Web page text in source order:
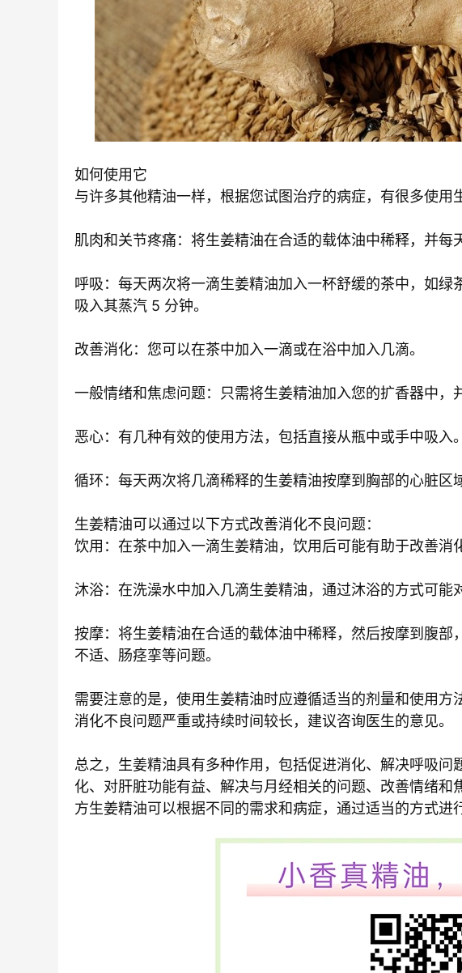
如何使用它
与许多其他精油一样，根据您试图治疗的病症，有很多使用
肌肉和关节疼痛：将生姜精油在合适的载体油中稀释，并每
呼吸：每天两次将一滴生姜精油加入一杯舒缓的茶中，如
吸入其蒸汽 5 分钟。
改善消化：您可以在茶中加入一滴或在浴中加入几滴。
一般情绪和焦虑问题：只需将生姜精油加入您的扩香器中，
恶心：有几种有效的使用方法，包括直接从瓶中或手中吸入
循环：每天两次将几滴稀释的生姜精油按摩到胸部的心脏区
生姜精油可以通过以下方式改善消化不良问题：
饮用：在茶中加入一滴生姜精油，饮用后可能有助于改善消
沐浴：在洗澡水中加入几滴生姜精油，通过沐浴的方式可能
按摩：将生姜精油在合适的载体油中稀释，然后按摩到腹
不适、肠痉挛等问题。
需要注意的是，使用生姜精油时应遵循适当的剂量和使用
消化不良问题严重或持续时间较长，建议咨询医生的意见。
总之，生姜精油具有多种作用，包括促进消化、解决呼吸
化、对肝脏功能有益、解决与月经相关的问题、改善情绪
方生姜精油可以根据不同的需求和病症，通过适当的方式进